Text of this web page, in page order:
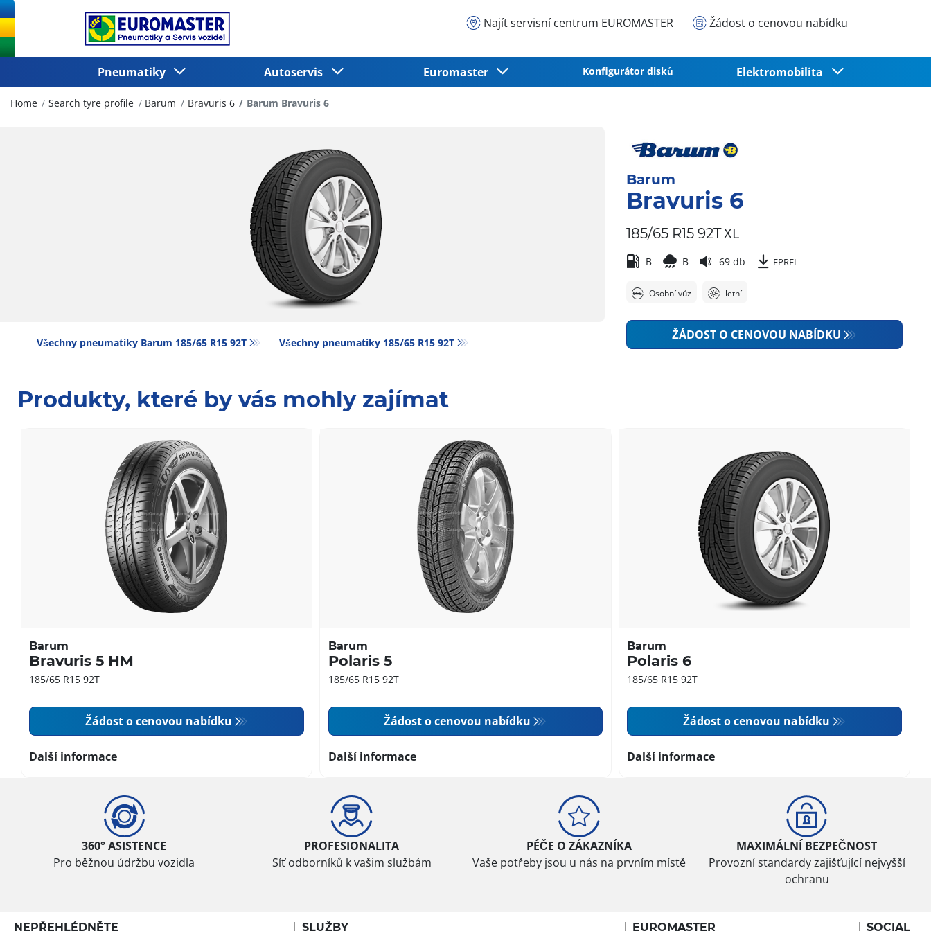
Najít servisní centrum EUROMASTER Žádost o cenovou nabídku
Pneumatiky Autoservis Euromaster Konfigurátor disků Elektromobilita
Home Search tyre profile Barum Bravuris 6 Barum Bravuris 6
Všechny pneumatiky Barum 185/65 R15 92T Všechny pneumatiky‎ 185/65 R15 92T
Barum
Bravuris 6
185/65 R15 92TXL
B B 69 db EPREL
Osobní vůz letní
ŽÁDOST O CENOVOU NABÍDKU
Produkty, které by vás mohly zajímat
Barum
Bravuris 5 HM
185/65 R15 92T
Žádost o cenovou nabídku
Další informace
Barum
Polaris 5
185/65 R15 92T
Žádost o cenovou nabídku
Další informace
Barum
Polaris 6
185/65 R15 92T
Žádost o cenovou nabídku
Další informace
360° ASISTENCE
Pro běžnou údržbu vozidla
PROFESIONALITA
Síť odborníků k vašim službám
PÉČE O ZÁKAZNÍKA
Vaše potřeby jsou u nás na prvním místě
MAXIMÁLNÍ BEZPEČNOST
Provozní standardy zajišťující nejvyšší
ochranu
NEPŘEHLÉDNĚTE SLUŽBY EUROMASTER SOCIAL